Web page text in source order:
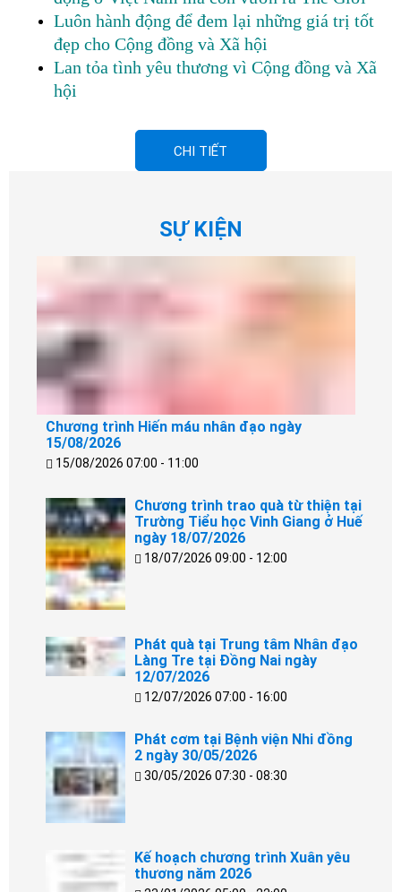
Luôn hành động để đem lại những giá trị tốt
đẹp cho Cộng đồng và Xã hội
Lan tỏa tình yêu thương vì Cộng đồng và Xã
hội
CHI TIẾT
SỰ KIỆN
Chương trình Hiến máu nhân đạo ngày
15/08/2026
15/08/2026 07:00 - 11:00
Chương trình trao quà từ thiện tại
Trường Tiểu học Vinh Giang ở Huế
ngày 18/07/2026
18/07/2026 09:00 - 12:00
Phát quà tại Trung tâm Nhân đạo
Làng Tre tại Đồng Nai ngày
12/07/2026
12/07/2026 07:00 - 16:00
Phát cơm tại Bệnh viện Nhi đồng
2 ngày 30/05/2026
30/05/2026 07:30 - 08:30
Kế hoạch chương trình Xuân yêu
thương năm 2026